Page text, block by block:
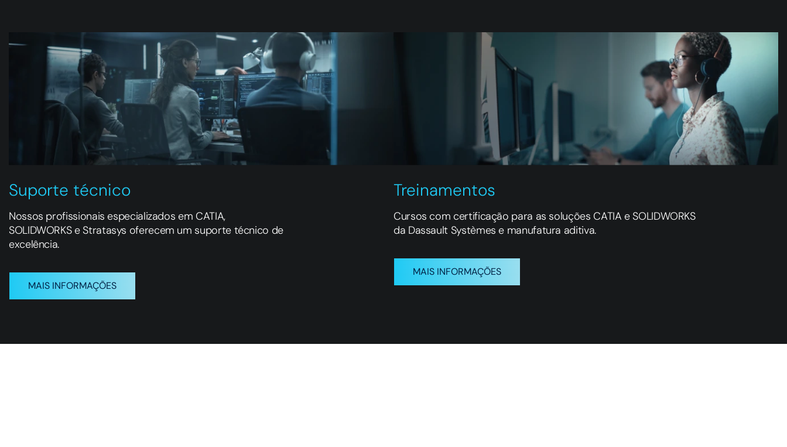
Suporte técnico
Nossos profissionais especializados em CATIA,
SOLIDWORKS e Stratasys oferecem um suporte técnico de
excelência.
MAIS INFORMAÇÕES
Treinamentos
Cursos com certificação para as soluções CATIA e SOLIDWORKS
da Dassault Systèmes e manufatura aditiva.
MAIS INFORMAÇÕES